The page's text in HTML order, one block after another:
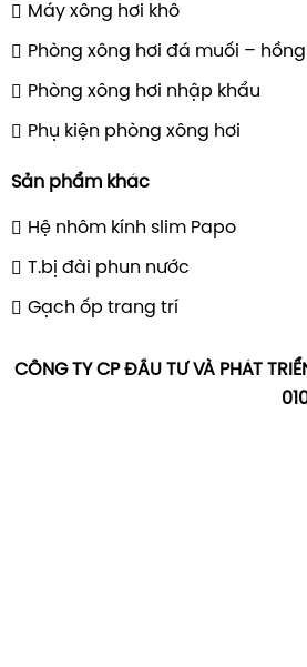
Máy xông hơi khô
Phòng xông hơi đá muối –
Phòng xông hơi nhập khẩu
Phụ kiện phòng xông hơi
Sản phẩm khác
Hệ nhôm kính slim Papo
T.bị đài phun nước
Gạch ốp trang trí
CÔNG TY CP ĐẦU TƯ VÀ PHÁT